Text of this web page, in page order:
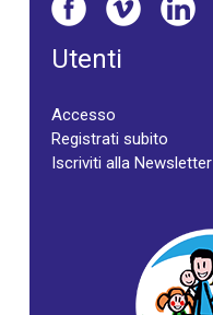
Utenti
Accesso
Registrati subito
Iscriviti alla Newsletter